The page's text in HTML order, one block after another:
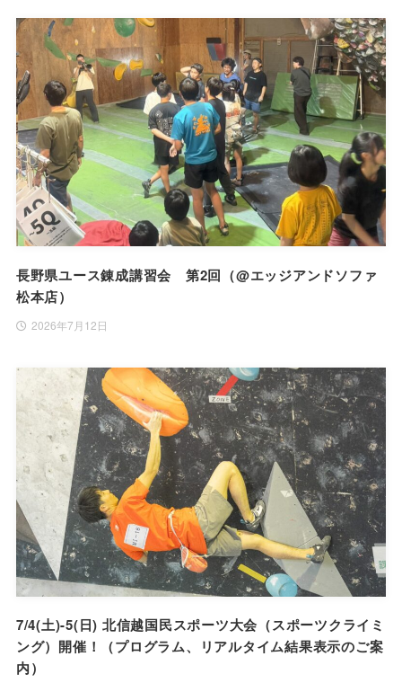
長野県ユース錬成講習会 第2回（@エッジアンドソファ
松本店）
2026年7月12日
7/4(土)-5(日) 北信越国民スポーツ大会（スポーツクライミ
ング）開催！（プログラム、リアルタイム結果表示のご案
内）